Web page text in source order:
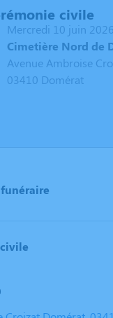
civile
mercredi 10 juin
Cimetière Nord de
Avenue Ambroise
03410 Domérat